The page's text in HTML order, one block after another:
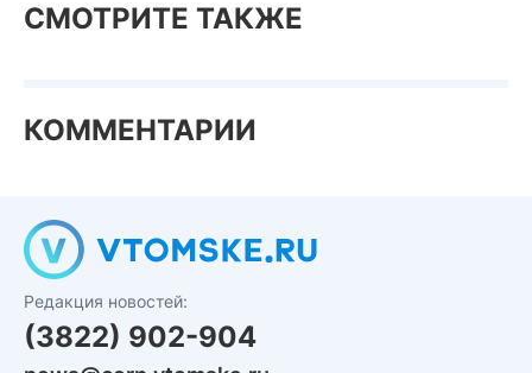
СМОТРИТЕ ТАКЖЕ
КОММЕНТАРИИ
Редакция новостей:
(3822) 902-904